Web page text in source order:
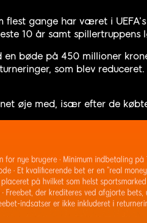
flest gange har været i
10 år samt
en bøde på 450 millioner
som blev
øje med, især efter de